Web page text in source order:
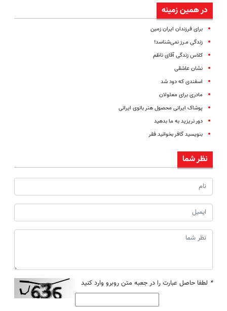
در همین زمینه
برای فرزندان ایران زمین
زندگی مـرز نمی‌شناسد!
کلاس زندگی آقای ناظم
نشان عاشقی
اسفندی که دود شد
مادری برای معلولان
پوشاک ایرانی محصول هنر بانوی ایرانی
دور نریزید به ما بدهید
بنویسید گافر بخوانید فقر
نظر شما
* لطفا حاصل عبارت را در جعبه متن روبرو وارد کنید